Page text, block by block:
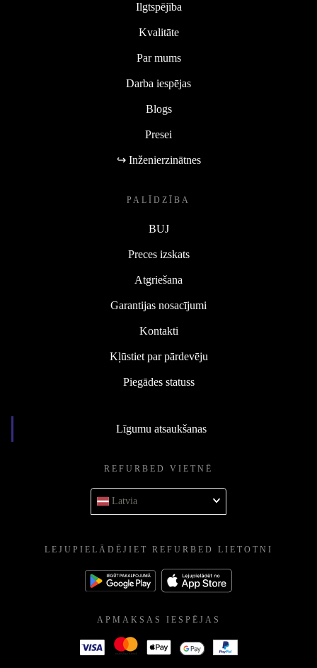
Ilgtspējība
Kvalitāte
Par mums
Darba iespējas
Blogs
Presei
↪ Inženierzinātnes
PALĪDZĪBA
BUJ
Preces izskats
Atgriešana
Garantijas nosacījumi
Kontakti
Kļūstiet par pārdevēju
Piegādes statuss
Līgumu atsaukšanas
REFURBED VIETNĒ
Latvia
LEJUPIELĀDĒJIET REFURBED LIETOTNI
APMAKSAS IESPĒJAS